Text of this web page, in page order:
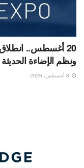
20 أغسطس.. انطلاق
ونظم الإضاءة الحديثة